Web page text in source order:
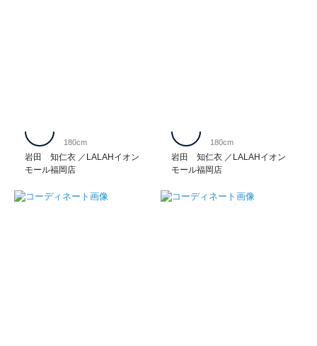
岩田 知仁衣
LALAHイオン
モール福岡店
180cm
岩田 知仁衣
LALAHイオン
モール福岡店
180cm